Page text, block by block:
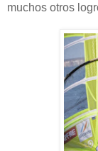
muchos otros